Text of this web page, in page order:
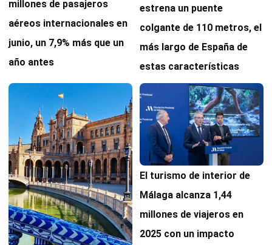
millones de pasajeros
aéreos internacionales en
junio, un 7,9% más que un
año antes
estrena un puente
colgante de 110 metros, el
más largo de España de
estas características
El turismo de interior de
Málaga alcanza 1,44
millones de viajeros en
2025 con un impacto